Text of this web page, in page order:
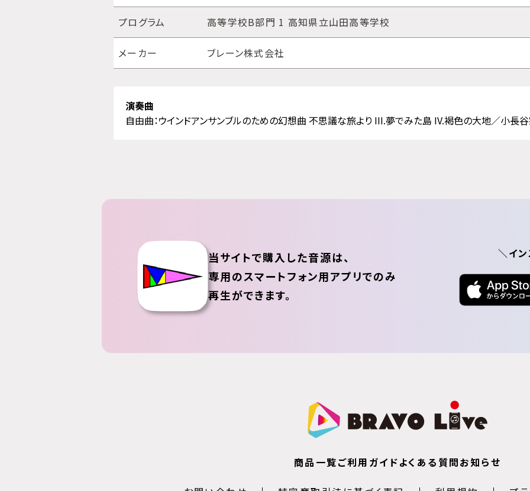
プログラム 高等学校B部門 1 高知県立山田高等学校
メーカー ブレーン株式会社
演奏曲
自由曲：ウインドアンサンブルのための幻想曲 不思議な旅より III.夢でみた島 IV.褐色の大地／小長
当サイトで購入した音源は、
専用のスマートフォン用アプリでのみ
再生ができます。
＼イ
商品一覧ご利用ガイドよくある質問お知らせ